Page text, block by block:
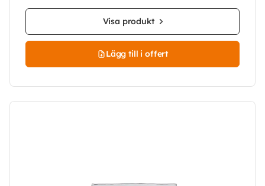
Visa produkt
Lägg till i offert